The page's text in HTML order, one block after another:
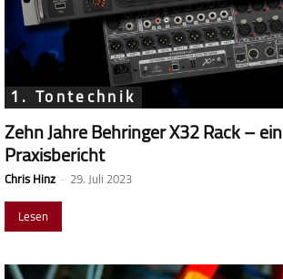
1. Tontechnik
Zehn Jahre Behringer X32 Rack – ein
Praxisbericht
Chris Hinz - 29. Juli 2023
Lesen